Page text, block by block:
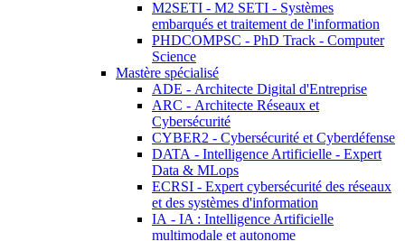
M2SETI - M2 SETI - Systèmes
embarqués et traitement de l'information
PHDCOMPSC - PhD Track - Computer
Science
Mastère spécialisé
ADE - Architecte Digital d'Entreprise
ARC - Architecte Réseaux et
Cybersécurité
CYBER2 - Cybersécurité et Cyberdéfense
DATA - Intelligence Artificielle - Expert
Data & MLops
ECRSI - Expert cybersécurité des réseaux
et des systèmes d'information
IA - IA : Intelligence Artificielle
multimodale et autonome